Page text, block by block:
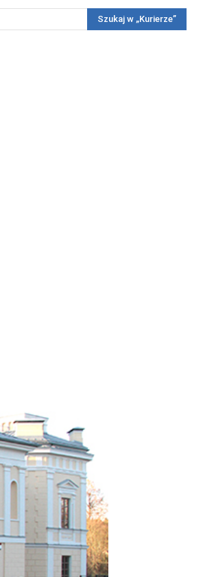
KonkursyWięcej
Szukaj w „Kurierze”